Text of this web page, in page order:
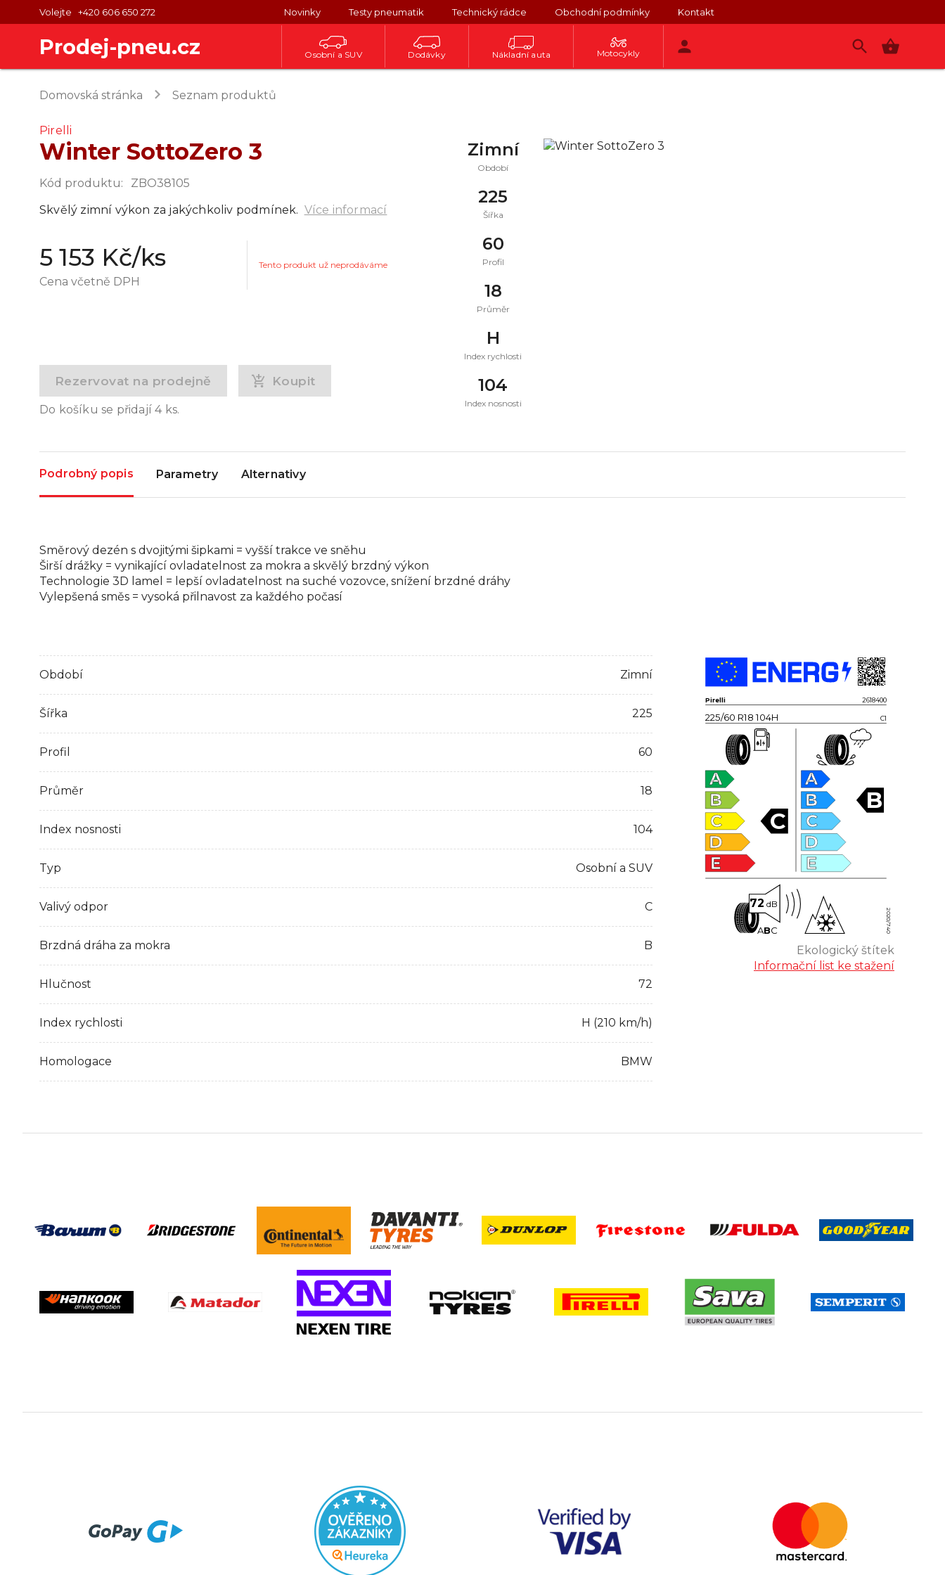
Volejte +420 606 650 272 Novinky Testy pneumatik Technický rádce Obchodní podmínky Kontakt
Prodej-pneu.cz Osobní a SUV Dodávky Nákladní auta Motocykly
Domovská stránka keyboard_arrow_right Seznam produktů
Pirelli
Winter SottoZero 3
Kód produktu:
ZBO38105
Skvělý zimní výkon za jakýchkoliv podmínek. Více informací
5 153 Kč/ks
Cena včetně DPH
Tento produkt už neprodáváme
Rezervovat na prodejně Koupit
Do košíku se přidají4ks.
Zimní
Období
225
Šířka
60
Profil
18
Průměr
H
Index rychlosti
104
Index nosnosti
Podrobný popis Parametry Alternativy
Směrový dezén s dvojitými šipkami = vyšší trakce ve sněhu
Širší drážky = vynikající ovladatelnost za mokra a skvělý brzdný výkon
Technologie 3D lamel = lepší ovladatelnost na suché vozovce, snížení brzdné dráhy
Vylepšená směs = vysoká přilnavost za každého počasí
Období Zimní
Šířka 225
Profil 60
Průměr 18
Index nosnosti 104
Typ Osobní a SUV
Valivý odpor C
Brzdná dráha za mokra B
Hlučnost 72
Index rychlosti H (210 km/h)
Homologace BMW
Pirelli 2618400
225/60 R18 104H C1
A
B
C
D
E
C
A
B
C
D
E
B
72 dB
ABC 2020/740
Ekologický štítek
Informační list ke stažení